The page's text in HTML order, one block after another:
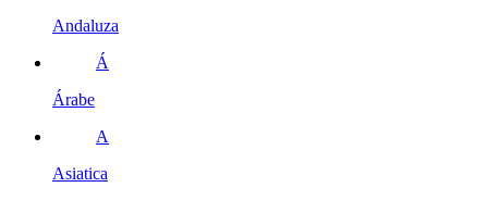
Andaluza
Á
Árabe
A
Asiatica